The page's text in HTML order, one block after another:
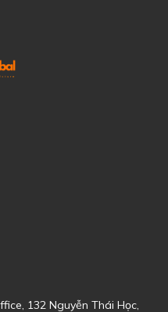
132 Nguyễn Thái Học,